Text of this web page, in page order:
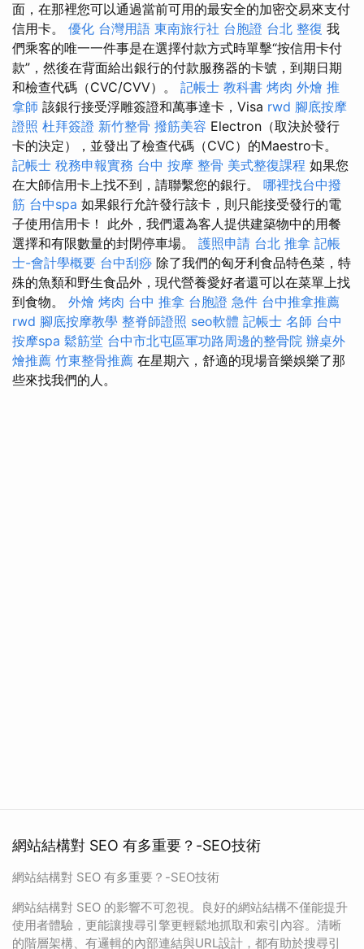
面，在那裡您可以通過當前可用的最安全的加密交易來支付
信用卡。 優化 台灣用語 東南旅行社 台胞證 台北 整復 我
們乘客的唯一一件事是在選擇付款方式時單擊“按信用卡付
款”，然後在背面給出銀行的付款服務器的卡號，到期日期
和檢查代碼（CVC/CVV）。 記帳士 教科書 烤肉 外燴 推
拿師 該銀行接受浮雕簽證和萬事達卡，Visa rwd 腳底按摩
證照 杜拜簽證 新竹整骨 撥筋美容 Electron（取決於發行
卡的決定），並發出了檢查代碼（CVC）的Maestro卡。
記帳士 稅務申報實務 台中 按摩 整骨 美式整復課程 如果您
在大師信用卡上找不到，請聯繫您的銀行。 哪裡找台中撥
筋 台中spa 如果銀行允許發行該卡，則只能接受發行的電
子使用信用卡！ 此外，我們還為客人提供建築物中的用餐
選擇和有限數量的封閉停車場。 護照申請 台北 推拿 記帳
士-會計學概要 台中刮痧 除了我們的匈牙利食品特色菜，特
殊的魚類和野生食品外，現代營養愛好者還可以在菜單上找
到食物。 外燴 烤肉 台中 推拿 台胞證 急件 台中推拿推薦
rwd 腳底按摩教學 整脊師證照 seo軟體 記帳士 名師 台中
按摩spa 鬆筋堂 台中市北屯區軍功路周邊的整骨院 辦桌外
燴推薦 竹東整骨推薦 在星期六，舒適的現場音樂娛樂了那
些來找我們的人。
網站結構對 SEO 有多重要？-SEO技術
網站結構對 SEO 有多重要？-SEO技術
網站結構對 SEO 的影響不可忽視。良好的網站結構不僅能提升
使用者體驗，更能讓搜尋引擎更輕鬆地抓取和索引內容。清晰
的階層架構、有邏輯的內部連結與URL設計，都有助於搜尋引